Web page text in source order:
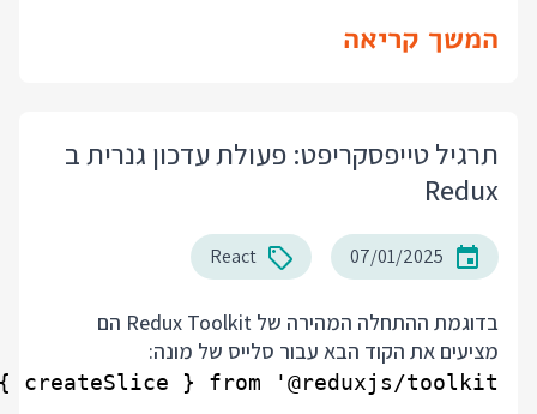
המשך קריאה
תרגיל טייפסקריפט: פעולת עדכון גנרית ב
Redux
07/01/2025
React
בדוגמת ההתחלה המהירה של Redux Toolkit הם
מציעים את הקוד הבא עבור סלייס של מונה: